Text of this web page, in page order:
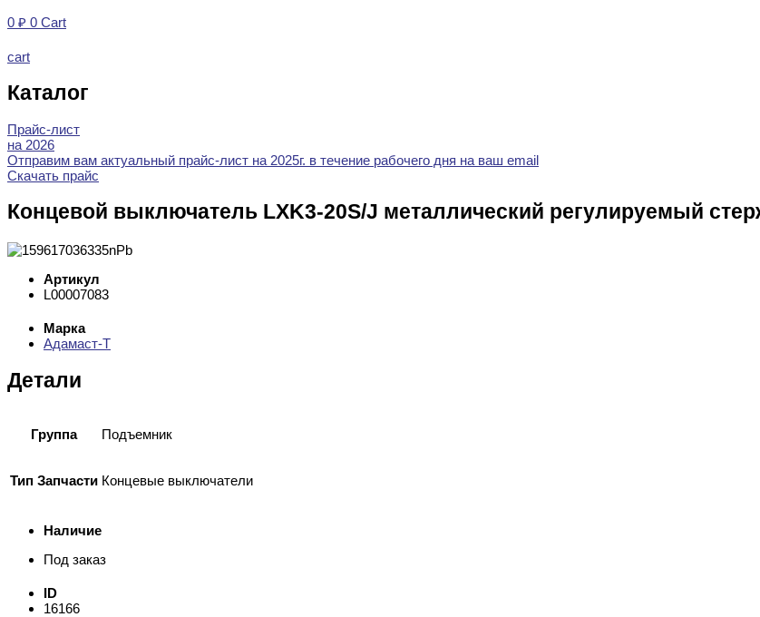
0 ₽ 0 Cart
cart
Каталог
Прайс-лист
на 2026
Отправим вам актуальный прайс-лист на 2025г. в течение рабочего дня на ваш email
Скачать прайс
Концевой выключатель LXK3-20S/J металлический регулируемый
Артикул
L00007083
Марка
Адамаст-Т
Детали
Группа Подъемник
Тип Запчасти Концевые выключатели
Наличие
Под заказ
ID
16166